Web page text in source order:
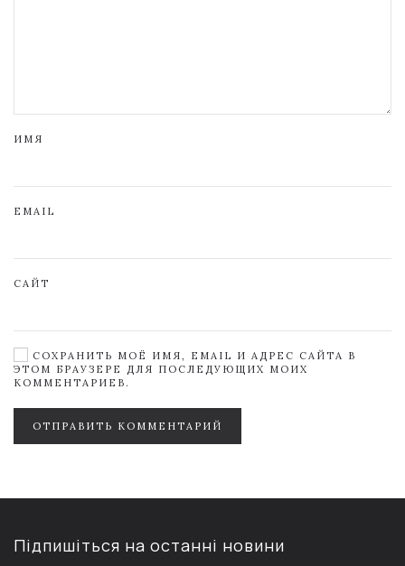
ИМЯ
EMAIL
САЙТ
СОХРАНИТЬ МОЁ ИМЯ, EMAIL И АДРЕС САЙТА В
ЭТОМ БРАУЗЕРЕ ДЛЯ ПОСЛЕДУЮЩИХ МОИХ
КОММЕНТАРИЕВ.
ОТПРАВИТЬ КОММЕНТАРИЙ
Підпишіться на останні новини